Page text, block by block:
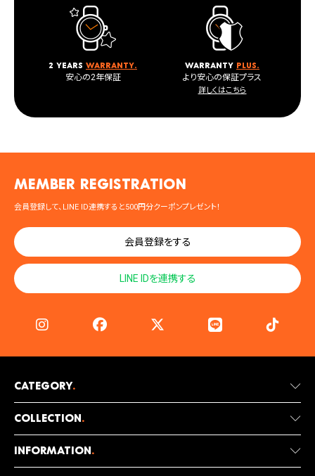
2 years warranty.
安心の2年保証
warranty plus.
より安心の保証プラス
詳しくはこちら
MEMBER registration
会員登録して、LINE ID連携すると500円分クーポンプレゼント！
会員登録をする
LINE IDを連携する
Category.
Collection.
Information.